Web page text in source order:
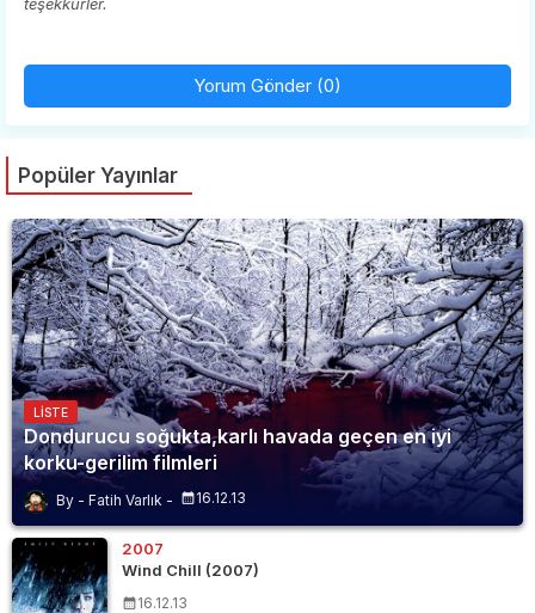
Yorum Gönder (0)
Popüler Yayınlar
LISTE
Dondurucu soğukta,karlı havada geçen en iyi
korku-gerilim filmleri
Fatih Varlık 16.12.13
2007
Wind Chill (2007)
16.12.13